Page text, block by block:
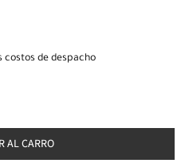
costos de despacho
AL CARRO